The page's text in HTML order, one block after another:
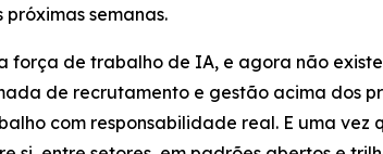
semanas.
força de trabalho de IA, e agora não
de recrutamento e gestão acima dos
com responsabilidade real. E uma vez